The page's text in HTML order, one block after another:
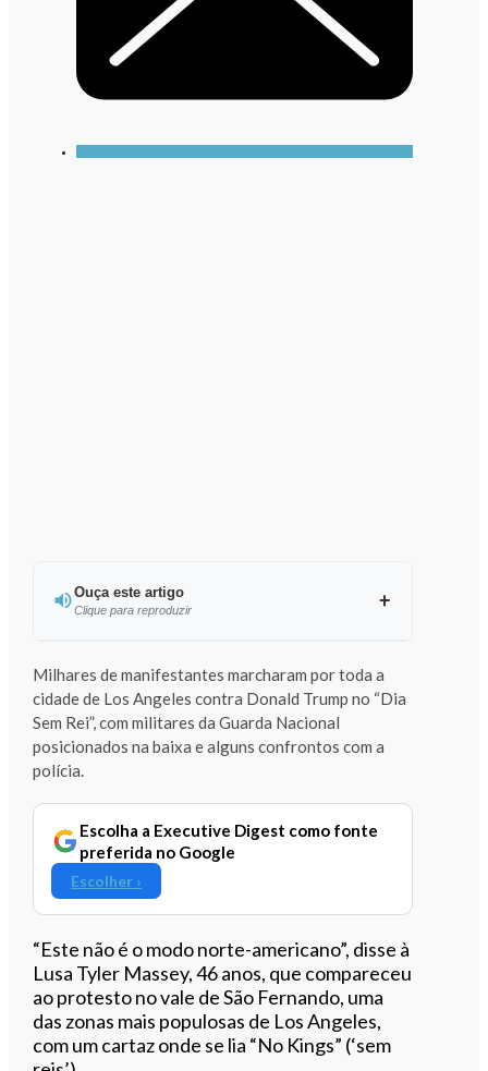
Ouça este artigo
Clique para reproduzir
Ouvir este artigo
Milhares de manifestantes marcharam por toda a
cidade de Los Angeles contra Donald Trump no “Dia
Sem Rei”, com militares da Guarda Nacional
posicionados na baixa e alguns confrontos com a
polícia.
Escolha a Executive Digest como fonte
preferida no Google
Escolher ›
“Este não é o modo norte-americano”, disse à
Lusa Tyler Massey, 46 anos, que compareceu
ao protesto no vale de São Fernando, uma
das zonas mais populosas de Los Angeles,
com um cartaz onde se lia “No Kings” (‘sem